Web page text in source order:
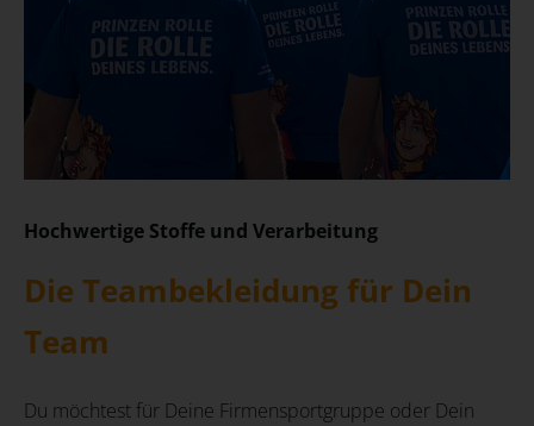
Hochwertige Stoffe und Verarbeitung
Die Teambekleidung für Dein
Team
Du möchtest für Deine Firmensportgruppe oder Dein